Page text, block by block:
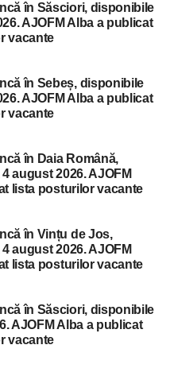
în Săsciori, disponibile
AJOFM Alba a publicat
vacante
în Sebeș, disponibile
AJOFM Alba a publicat
vacante
în Daia Română,
august 2026. AJOFM
lista posturilor vacante
în Vințu de Jos,
august 2026. AJOFM
lista posturilor vacante
în Săsciori, disponibile
AJOFM Alba a publicat
vacante